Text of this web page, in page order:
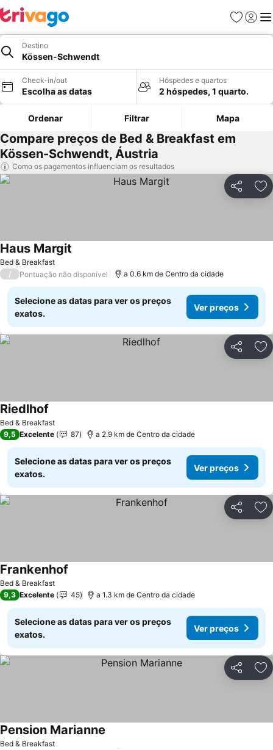
Favoritos
Iniciar
Destino
Kössen-Schwendt
Check-in/out
Escolha as datas
Hóspedes e quartos
2 hóspedes, 1 quarto.
Ordenar Filtrar Mapa
Compare preços de Bed & Breakfast em
Kössen-Schwendt, Áustria
Como os pagamentos influenciam os resultados
Partilhar
Bed & Breakfast
Haus Margit
/ Pontuação não disponível a 0.6 km de Centro da cidade
Selecione as datas para ver os preços
exatos.
Ver preços
Partilhar
Bed & Breakfast
Riedlhof
9,5 Excelente 87 a 2.9 km de Centro da cidade
Selecione as datas para ver os preços
exatos.
Ver preços
Partilhar
Bed & Breakfast
Frankenhof
9,3 Excelente 45 a 1.3 km de Centro da cidade
Selecione as datas para ver os preços
exatos.
Ver preços
Partilhar
Bed & Breakfast
Pension Marianne